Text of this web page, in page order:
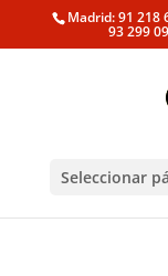
Madrid: 91 218
93 299
Seleccionar